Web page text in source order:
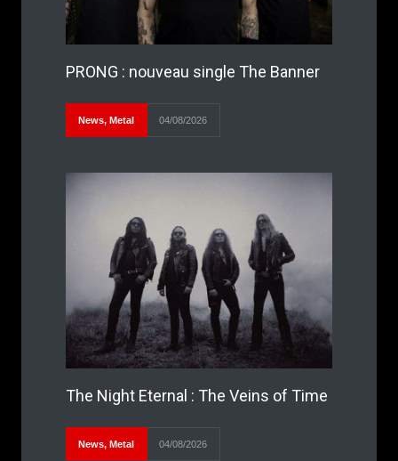
PRONG : nouveau single The Banner
News, Metal 04/08/2026
The Night Eternal : The Veins of Time
News, Metal 04/08/2026